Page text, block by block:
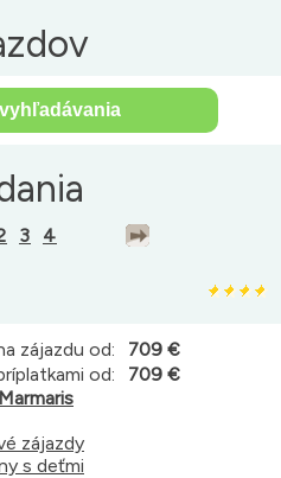
3 4
zájazdu od:
709 €
od:
709 €
Marmaris
zájazdy
s deťmi